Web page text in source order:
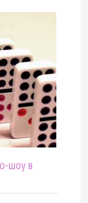
шоу в